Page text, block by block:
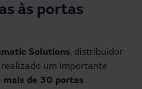
às portas
Solutions, distribuidor
realizado um importante
mais de 30 portas